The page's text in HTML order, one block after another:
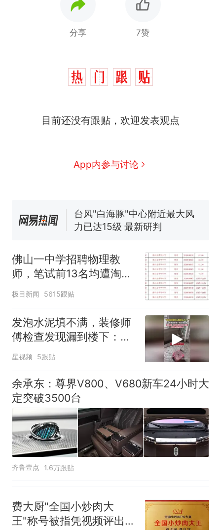
分享 7赞
目前还没有跟贴，欢迎发表观点
App内参与讨论
因老师一句“跟我回家”改写了
协会回应
美国渔民钓获鲨鱼徒手将其拽
官方通报
佛山一中学招聘物理教师，笔
核查
力已达15级 最新研判
热
那个在床头放菜刀的女孩，
佛山一中学招聘物理教
师，笔试前13名均遭淘
汰？教育局：已叫停招
极目新闻 5615跟贴
发泡水泥填不满，装修师
傅检查发现漏到楼下：出
风口未延伸到外墙
星视频 5跟贴
余承东：尊界V800、V680新车24小时大
定突破3500台
齐鲁壹点 1.6万跟贴
费大厨"全国小炒肉大
王"称号被指凭视频评出